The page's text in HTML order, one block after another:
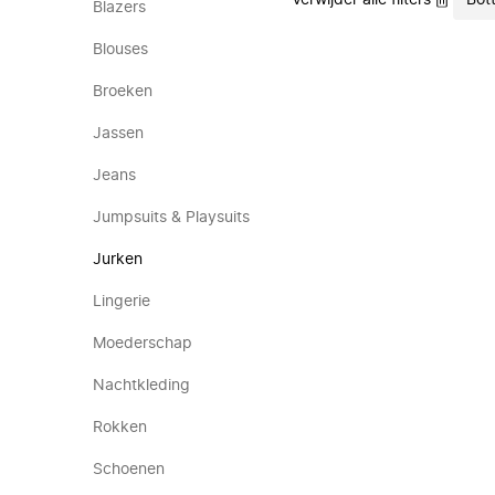
Blazers
Blouses
Broeken
Jassen
Jeans
Jumpsuits & Playsuits
Jurken
Lingerie
Moederschap
Nachtkleding
Rokken
Schoenen